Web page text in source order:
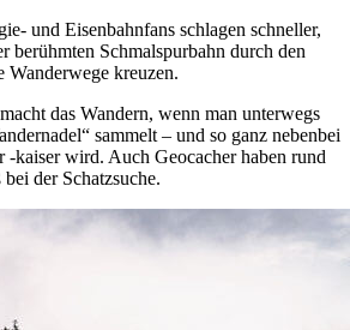
und Eisenbahnfans schlagen schneller,
berühmten Schmalspurbahn durch den
Wanderwege kreuzen.
das Wandern, wenn man unterwegs
sammelt – und so ganz nebenbei
-kaiser wird. Auch Geocacher haben rund
der Schatzsuche.